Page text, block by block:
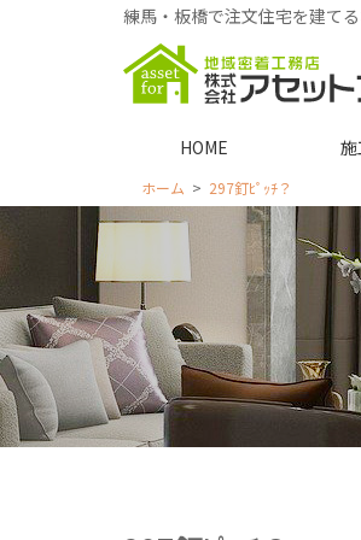
練馬・板橋で注文住宅を建て
HOME
ホーム 297釘ﾋﾟｯﾁ？